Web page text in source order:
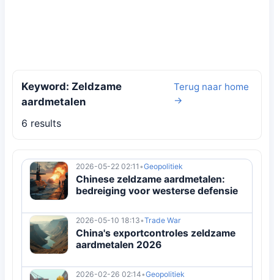
Keyword: Zeldzame
aardmetalen
Terug naar home
→
6 results
2026-05-22 02:11 •Geopolitiek
Chinese zeldzame aardmetalen:
bedreiging voor westerse defensie
2026-05-10 18:13•Trade War
China's exportcontroles zeldzame
aardmetalen 2026
2026-02-26 02:14•Geopolitiek